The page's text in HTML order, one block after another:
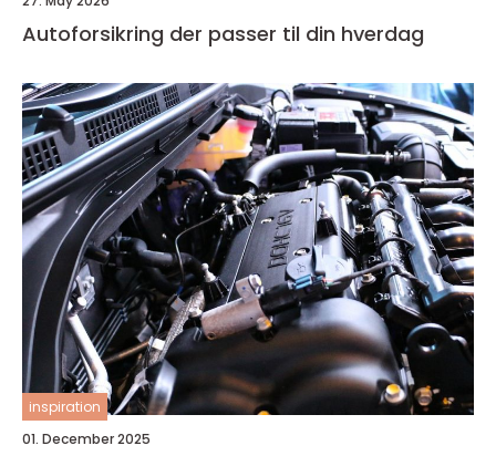
Autoforsikring der passer til din hverdag
inspiration
01. December 2025